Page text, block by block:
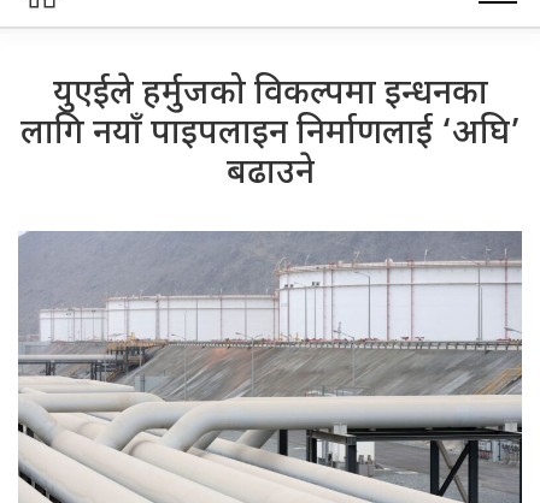
युएईले हर्मुजको विकल्पमा इन्धनका
लागि नयाँ पाइपलाइन निर्माणलाई ‘अघि’
बढाउने